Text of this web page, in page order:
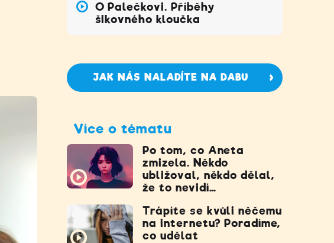
O Palečkovi. Příběhy
šikovného kloučka
JAK NÁS NALADÍTE NA DABU
Více o tématu
Po tom, co Aneta
zmizela. Někdo
ubližoval, někdo dělal,
že to nevidí…
Trápíte se kvůli něčemu
na internetu? Poradíme,
co udělat